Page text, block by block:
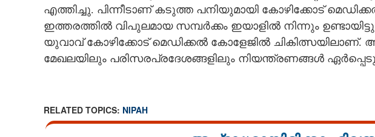
എത്തിച്ചു. പിന്നീടാണ് കടുത്ത പനിയുമായി കോഴിക്കോട്
ഇത്തരത്തിൽ വിപുലമായ സമ്പർക്കം ഇയാളിൽ നിന്നും
യുവാവ് കോഴിക്കോട് മെഡിക്കൽ കോളേജിൽ
മേഖലയിലും പരിസരപ്രദേശങ്ങളിലും നിയന്ത്രണങ്ങൾ
RELATED TOPICS: NIPAH